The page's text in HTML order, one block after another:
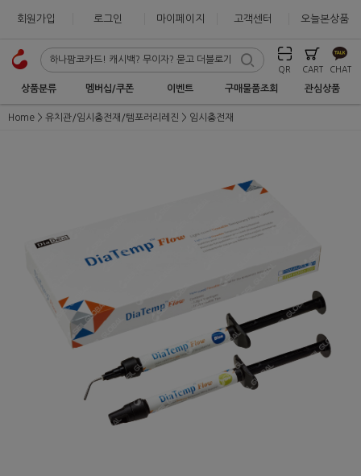
회원가입 로그인 마이페이지 고객센터 오늘본상품
QR CART CHAT
상품분류 멤버십/쿠폰 이벤트 구매물품조회 관심상품
Home 유치관/임시충전재/템포러리레진 임시충전재